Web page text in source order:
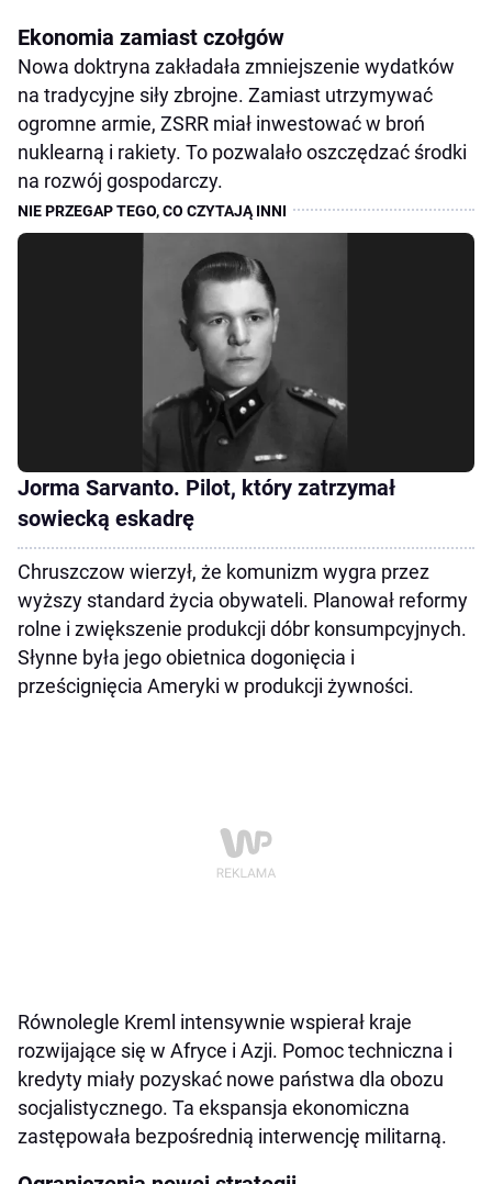
Ekonomia zamiast czołgów
Nowa doktryna zakładała zmniejszenie wydatków
na tradycyjne siły zbrojne. Zamiast utrzymywać
ogromne armie, ZSRR miał inwestować w broń
nuklearną i rakiety. To pozwalało oszczędzać środki
na rozwój gospodarczy.
Jorma Sarvanto. Pilot, który zatrzymał
sowiecką eskadrę
Chruszczow wierzył, że komunizm wygra przez
wyższy standard życia obywateli. Planował reformy
rolne i zwiększenie produkcji dóbr konsumpcyjnych.
Słynne była jego obietnica dogonięcia i
prześcignięcia Ameryki w produkcji żywności.
Równolegle Kreml intensywnie wspierał kraje
rozwijające się w Afryce i Azji. Pomoc techniczna i
kredyty miały pozyskać nowe państwa dla obozu
socjalistycznego. Ta ekspansja ekonomiczna
zastępowała bezpośrednią interwencję militarną.